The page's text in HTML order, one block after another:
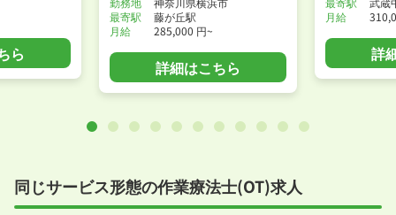
ら
最寄駅
藤が丘駅
月給
285,000 円~
詳細はこちら
月給
詳
同じサービス形態の作業療法士(OT)求人